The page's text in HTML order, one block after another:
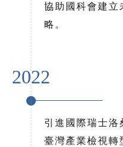
協助國科會建
略。
2022
引進國際瑞士
臺灣產業檢視轉